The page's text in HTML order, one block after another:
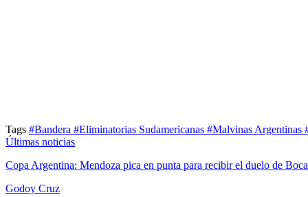
Tags #Bandera #Eliminatorias Sudamericanas #Malvinas Argentinas
Últimas noticias
Copa Argentina: Mendoza pica en punta para recibir el duelo de
Godoy Cruz